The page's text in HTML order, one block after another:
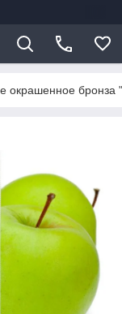
окрашенное